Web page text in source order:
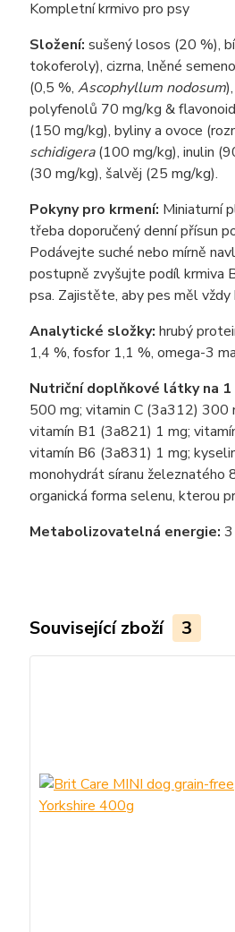
Kompletní krmivo pro psy
Složení: sušený losos (20 %),
tokoferoly), cizrna, lněné
(0,5 %, Ascophyllum nodosum
polyfenolů 70 mg/kg &
(150 mg/kg), byliny a ovoce
schidigera(100 mg/kg), inulin
(30 mg/kg), šalvěj (25 mg/kg).
Pokyny pro krmení: Miniaturní
třeba doporučený denní přísun
Podávejte suché nebo mírně
postupně zvyšujte podíl krmiva
psa. Zajistěte, aby pes měl
Analytické složky: hrubý
1,4 %, fosfor 1,1 %, omega-3
Nutriční doplňkové látky na 1
500 mg; vitamin C (3a312)
vitamín B1 (3a821) 1 mg;
vitamín B6 (3a831) 1 mg;
monohydrát síranu železnatého
organická forma selenu, kterou
Metabolizovatelná energie:
Související zboží 3